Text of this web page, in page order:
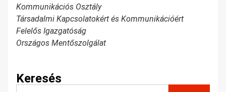
Kommunikációs Osztály
Társadalmi Kapcsolatokért és Kommunikációért
Felelős Igazgatóság
Országos Mentőszolgálat
Keresés